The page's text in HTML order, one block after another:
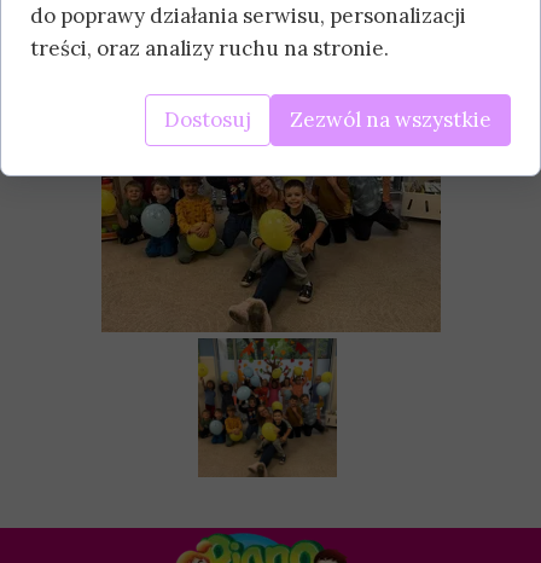
do poprawy działania serwisu, personalizacji
treści, oraz analizy ruchu na stronie.
Dostosuj Zezwól na wszystkie